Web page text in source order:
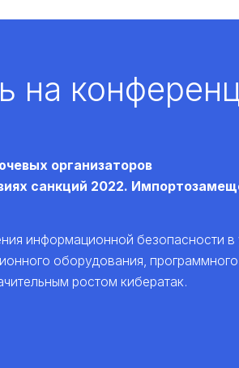
на
организаторов
санкций 2022.
информационной безопасности в
оборудования,
ростом кибератак.